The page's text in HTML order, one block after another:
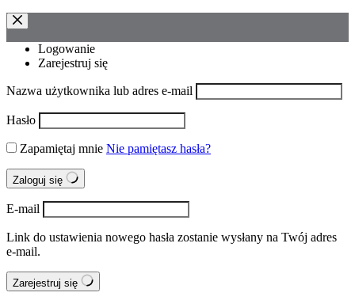
Logowanie
Zarejestruj się
Nazwa użytkownika lub adres e-mail
Hasło
Zapamiętaj mnie Nie pamiętasz hasła?
Zaloguj się
E-mail
Link do ustawienia nowego hasła zostanie wysłany na Twój adres
e-mail.
Zarejestruj się